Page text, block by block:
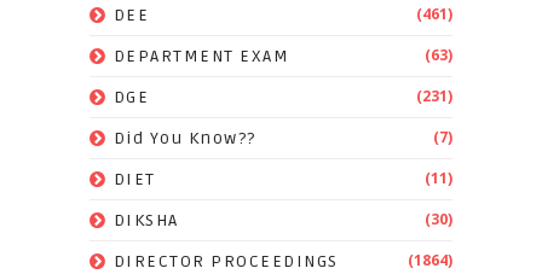
DEE (461)
DEPARTMENT EXAM (63)
DGE (231)
Did You Know?? (7)
DIET (11)
DIKSHA (30)
DIRECTOR PROCEEDINGS (1864)